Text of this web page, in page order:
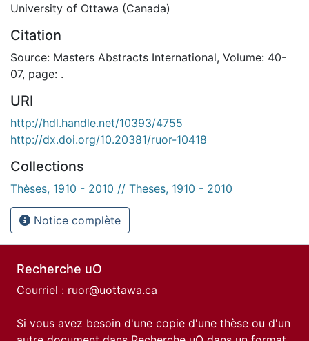
University of Ottawa (Canada)
Citation
Source: Masters Abstracts International, Volume: 40-
07, page: .
URI
http://hdl.handle.net/10393/4755
http://dx.doi.org/10.20381/ruor-10418
Collections
Thèses, 1910 - 2010 // Theses, 1910 - 2010
Notice complète
Recherche uO
Courriel : ruor@uottawa.ca
Si vous avez besoin d'une copie d'une thèse ou d'un